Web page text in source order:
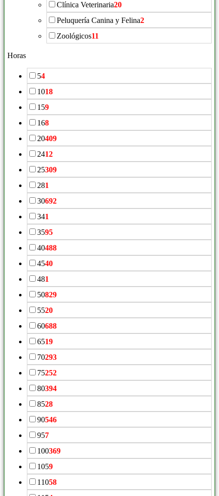
Clínica Veterinaria20
Peluquería Canina y Felina2
Zoológicos11
Horas
54
1018
159
168
20409
2412
25309
281
30692
341
3595
40488
4540
481
50829
5520
60688
6519
70293
75252
80394
8528
90546
957
100369
1059
11058